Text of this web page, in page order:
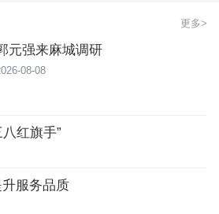
直冲40℃，黄冈高温预
更多>
元强来麻城调研
08-08
红旗手”
服务品质